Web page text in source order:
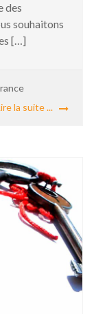
des
souhaitons
[…]
la suite ...